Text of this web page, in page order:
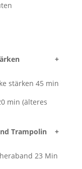
+
stärken 45 min
min (älteres
Trampolin
+
23 Min